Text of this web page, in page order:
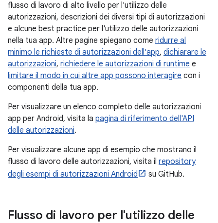
flusso di lavoro di alto livello per l'utilizzo delle
autorizzazioni, descrizioni dei diversi tipi di autorizzazioni
e alcune best practice per l'utilizzo delle autorizzazioni
nella tua app. Altre pagine spiegano come ridurre al
minimo le richieste di autorizzazioni dell'app, dichiarare le
autorizzazioni, richiedere le autorizzazioni di runtime e
limitare il modo in cui altre app possono interagire con i
componenti della tua app.
Per visualizzare un elenco completo delle autorizzazioni
app per Android, visita la pagina di riferimento dell'API
delle autorizzazioni.
Per visualizzare alcune app di esempio che mostrano il
flusso di lavoro delle autorizzazioni, visita il repository
degli esempi di autorizzazioni Android
su GitHub.
Flusso di lavoro per l'utilizzo delle